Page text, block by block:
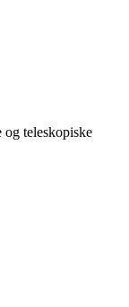
og teleskopiske